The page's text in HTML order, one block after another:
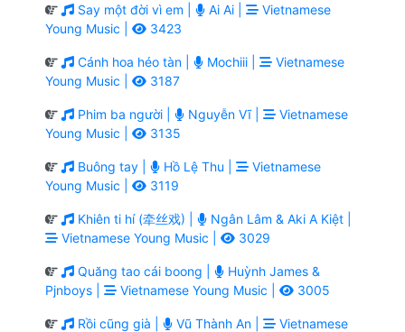
Say một đời vì em | Ai Ai |
Vietnamese
Young Music |
3423
Cánh hoa héo tàn | Mochiii |
Vietnamese
Young Music |
3187
Phim ba người | Nguyễn Vĩ |
Vietnamese
Young Music |
3135
Buông tay | Hồ Lệ Thu |
Vietnamese
Young Music |
3119
Khiên ti hí (牵丝戏) |
Ngân Lâm & Aki A Kiệt |
Vietnamese Young Music |
3029
Quăng tao cái boong |
Huỳnh James &
Pjnboys |
Vietnamese Young Music | 3005
Rồi cũng già | Vũ Thành An |
Vietnamese